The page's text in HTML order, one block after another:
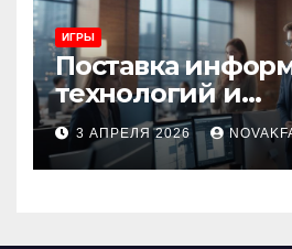
ИГРЫ
Поставка
технологий и
инновационные
3 АПРЕЛЯ 2026